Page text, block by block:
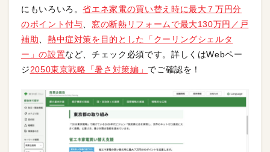
にもいろいろ。省エネ家電の買い替え時に最大７万円分
のポイント付与
窓の断熱リフォームで最大130万円／戸
補助
熱中症対策を目的とした「クーリングシェルタ
ー」の設置など、チェック必須です。詳しくはWebペー
ジ2050東京戦略「暑さ対策編」 でご確認を！